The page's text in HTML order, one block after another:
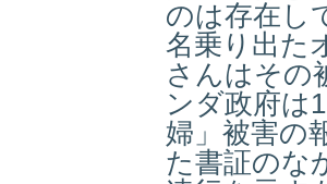
のは存在し
名乗り出た
さんはその
ンダ政府は
婦」被害の
た書証のな